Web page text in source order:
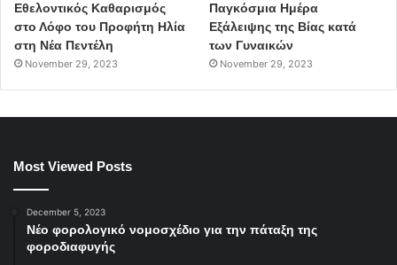
Εθελοντικός Καθαρισμός
στο Λόφο του Προφήτη Ηλία
στη Νέα Πεντέλη
November 29, 2023
Παγκόσμια Ημέρα
Εξάλειψης της Βίας κατά
των Γυναικών
November 29, 2023
Most Viewed Posts
December 5, 2023
Νέο φορολογικό νομοσχέδιο για την πάταξη της
φοροδιαφυγής